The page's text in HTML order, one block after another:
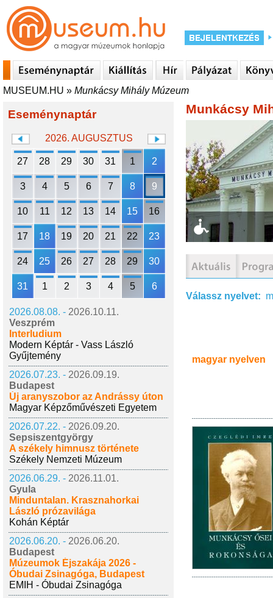
MUSEUM.HU » Munkácsy Mihály Múzeum
Eseménynaptár
2026. AUGUSZTUS
27 28 29 30 31 1 2
3 4 5 6 7 8 9
10 11 12 13 14 15 16
17 18 19 20 21 22 23
24 25 26 27 28 29 30
31 1 2 3 4 5 6
2026.08.08. - 2026.10.11.
Veszprém
Interludium
Modern Képtár - Vass László
Gyűjtemény
2026.07.23. - 2026.09.19.
Budapest
Új aranyszobor az Andrássy úton
Magyar Képzőművészeti Egyetem
2026.07.22. - 2026.09.20.
Sepsiszentgyörgy
A székely himnusz története
Székely Nemzeti Múzeum
2026.06.29. - 2026.11.01.
Gyula
Minduntalan. Krasznahorkai
László prózavilága
Kohán Képtár
2026.06.20. - 2026.06.20.
Budapest
Múzeumok Éjszakája 2026 -
Óbudai Zsinagóga, Budapest
EMIH - Óbudai Zsinagóga
Munkácsy
Válassz nyelvet:
magyar nyelven